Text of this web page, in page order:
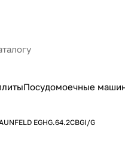
Посудомоечные
EGHG.64.2CBGI/G